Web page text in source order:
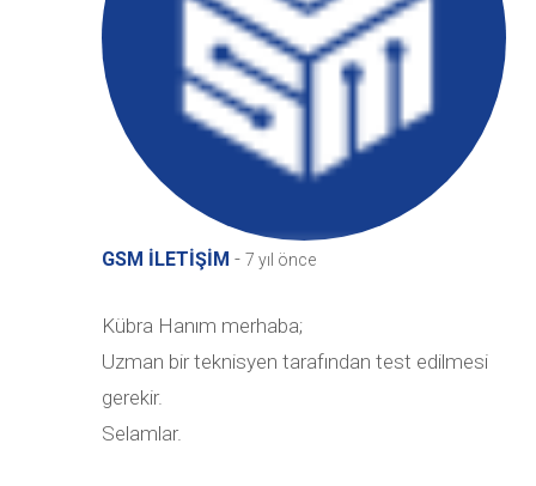
GSM İLETİŞİM - 7 yıl önce
Kübra Hanım merhaba;
Uzman bir teknisyen tarafından test edilmesi
gerekir.
Selamlar.